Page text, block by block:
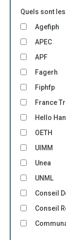
Quels sont
Agefiph
APEC
APF
Fagerh
Fiphfp
France
Hello
OETH
UIMM
Unea
UNML
Conseil
Conseil